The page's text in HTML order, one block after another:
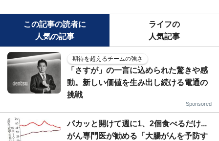
この記事の読者に
人気の記事
ライフの
人気記事
期待を超えるチームの強さ
「さすが」の一言に込められた驚きや感
動。新しい価値を生み出し続ける電通の
挑戦
Sponsored
パカッと開けて週に1、2個食べるだけ...
がん専門医が勧める「大腸がんを予防す